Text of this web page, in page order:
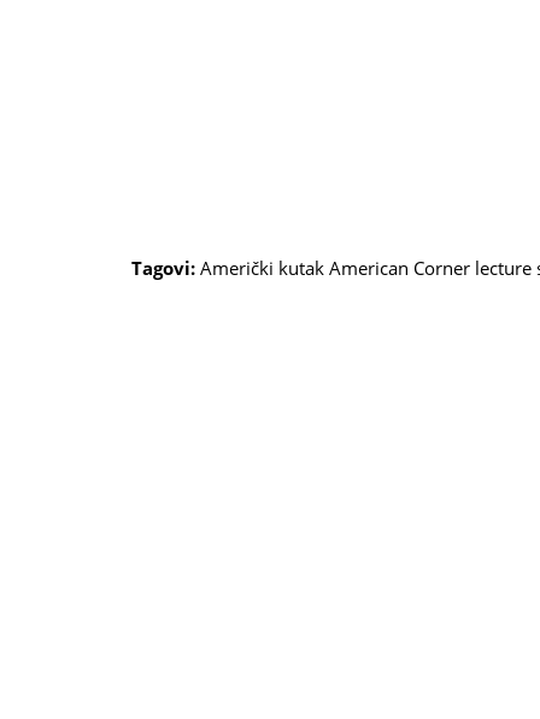
Tagovi: Američki kutak American Corner lecture